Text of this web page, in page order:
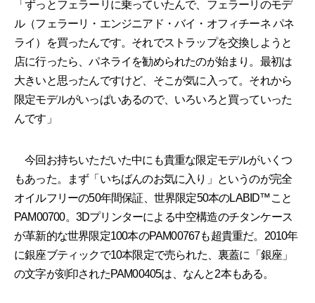
「ずっとフェラーリに乗っていたんで、フェラーリのモデ
ル（フェラーリ・エンジニアド・バイ・オフィチーネ パネ
ライ）を買ったんです。それでストラップを交換しようと
店に行ったら、パネライを勧められたのが始まり。最初は
大きいと思ったんですけど、そこが気に入って。それから
限定モデルがいっぱいあるので、いろいろと買っていった
んです」
今回お持ちいただいた中にも貴重な限定モデルがいくつ
もあった。まず「いちばんのお気に入り」というのが完全
オイルフリーの50年間保証、世界限定50本のLABID™こと
PAM00700。3Dプリンターによる中空構造のチタンケース
が革新的な世界限定100本のPAM00767も超貴重だ。2010年
に銀座ブティックで10本限定で売られた、裏蓋に「銀座」
の文字が刻印されたPAM00405は、なんと2本もある。